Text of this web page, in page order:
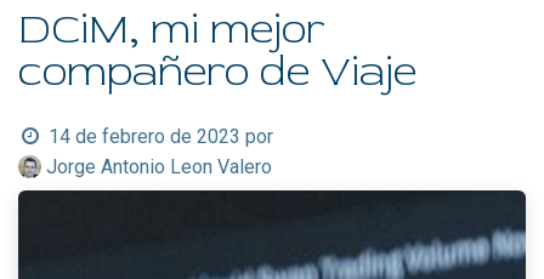
DCiM, mi mejor
compañero de Viaje
14 de febrero de 2023 por
Jorge Antonio Leon Valero